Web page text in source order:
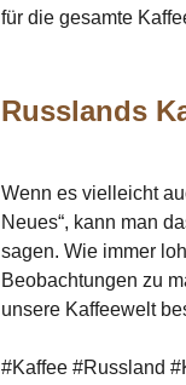
für die gesamte
Russlands
Wenn es vielleicht
Neues“, kann man
sagen. Wie immer
Beobachtungen zu
unsere Kaffeewelt
#Kaffee #Russland